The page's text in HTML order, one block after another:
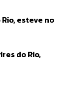
esteve no
do Rio,